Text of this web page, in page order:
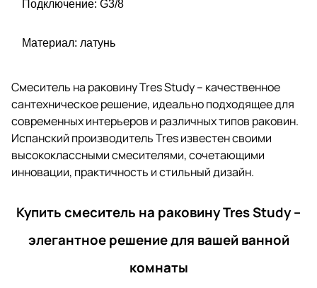
Подключение: G3/8
Материал: латунь
Смеситель на раковинуTres Study – качественное
сантехническое решение, идеально подходящее для
современных интерьеров и различных типов раковин.
Испанский производитель Tres известен своими
высококлассными смесителями, сочетающими
инновации, практичность и стильный дизайн.
Купить смеситель на раковину Tres Study –
элегантное решение для вашей ванной
комнаты